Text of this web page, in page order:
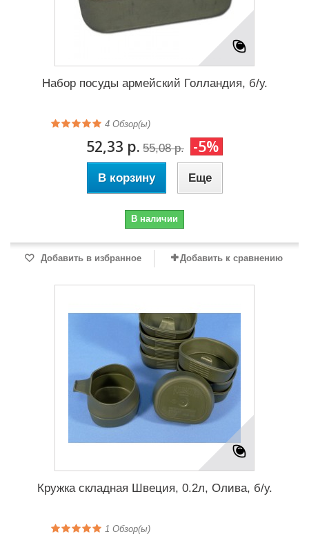
Набор посуды армейский Голландия, б/у.
4 Обзор(ы)
52,33 р. 55,08 р. -5%
В корзину Еще
В наличии
Добавить в избранное Добавить к сравнению
Кружка складная Швеция, 0.2л, Олива, б/у.
1 Обзор(ы)